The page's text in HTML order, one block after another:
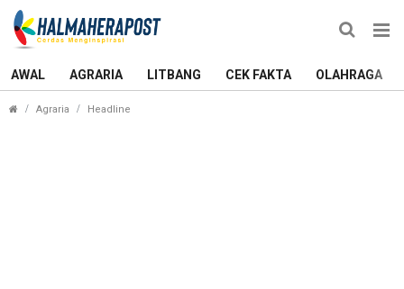
AWAL AGRARIA LITBANG CEK FAKTA OLAHRAGA
Agraria Headline